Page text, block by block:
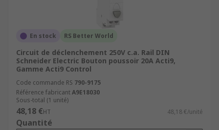
En stock RS Better World
Circuit de déclenchement 250V c.a. Rail DIN
Schneider Electric Bouton poussoir 20A Acti9,
Gamme Acti9 Control
Code commande RS 790-9175
Référence fabricantA9E18030
Sous-total (1 unité)
48,18 €HT 48,18 €/unité
Quantité